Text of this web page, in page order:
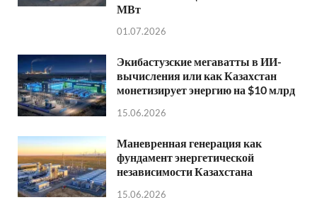
МВт
01.07.2026
Экибастузские мегаватты в ИИ-
вычисления или как Казахстан
монетизирует энергию на $10 млрд
15.06.2026
Маневренная генерация как
фундамент энергетической
независимости Казахстана
15.06.2026